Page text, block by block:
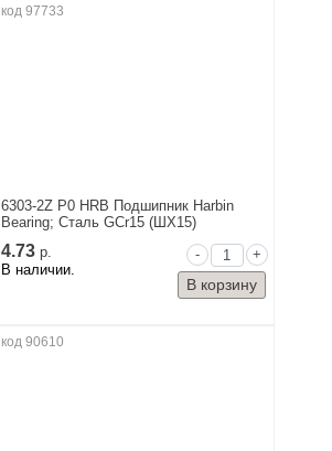
код 97733
6303-2Z P0 HRB Подшипник Harbin
Bearing; Сталь GCr15 (ШХ15)
4.73р.
В наличии.
- +
код 90610